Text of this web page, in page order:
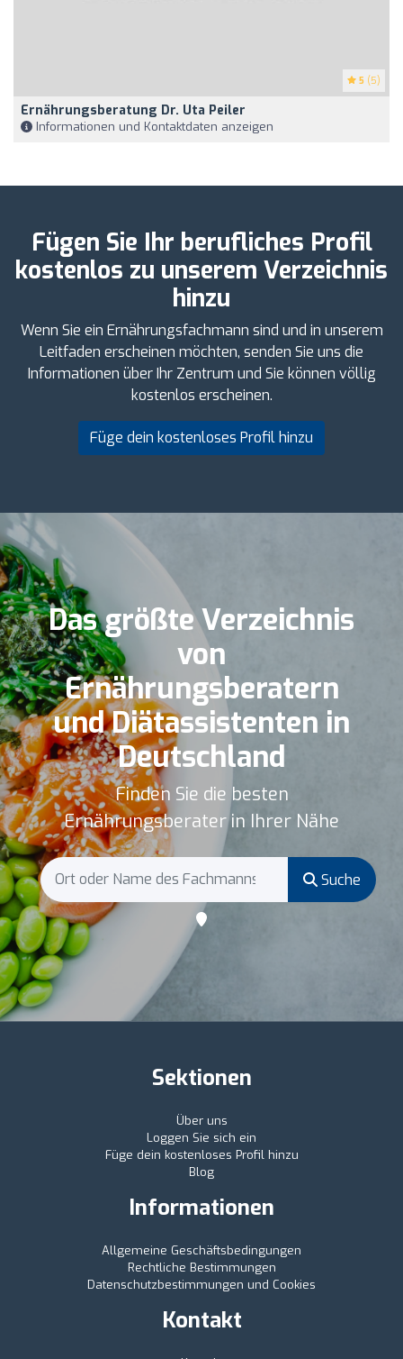
5 (5)
Ernährungsberatung Dr. Uta Peiler
Informationen und Kontaktdaten anzeigen
Fügen Sie Ihr berufliches Profil
kostenlos zu unserem Verzeichnis
hinzu
Wenn Sie ein Ernährungsfachmann sind und in unserem
Leitfaden erscheinen möchten, senden Sie uns die
Informationen über Ihr Zentrum und Sie können völlig
kostenlos erscheinen.
Füge dein kostenloses Profil hinzu
Das größte Verzeichnis
von
Ernährungsberatern
und Diätassistenten in
Deutschland
Finden Sie die besten
Ernährungsberater in Ihrer Nähe
Suche
Sektionen
Über uns
Loggen Sie sich ein
Füge dein kostenloses Profil hinzu
Blog
Informationen
Allgemeine Geschäftsbedingungen
Rechtliche Bestimmungen
Datenschutzbestimmungen und Cookies
Kontakt